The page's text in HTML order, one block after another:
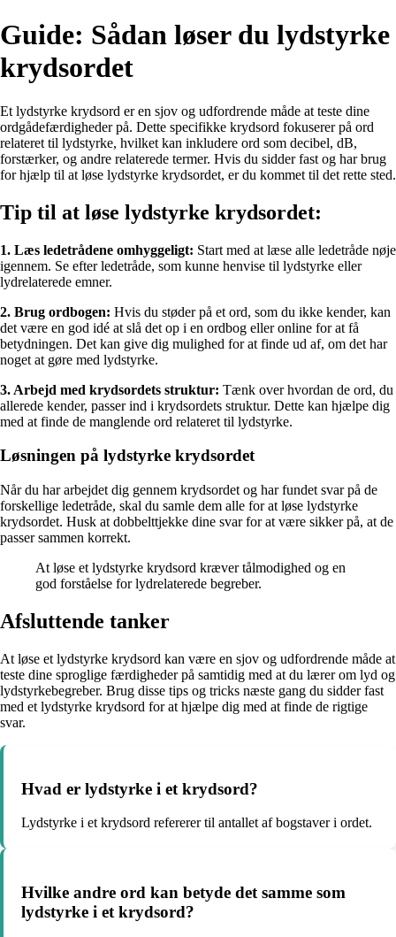
Guide: Sådan løser du lydstyrke
krydsordet
Et lydstyrke krydsord er en sjov og udfordrende måde at teste dine
ordgådefærdigheder på. Dette specifikke krydsord fokuserer på ord
relateret til lydstyrke, hvilket kan inkludere ord som decibel, dB,
forstærker, og andre relaterede termer. Hvis du sidder fast og har brug
for hjælp til at løse lydstyrke krydsordet, er du kommet til det rette sted.
Tip til at løse lydstyrke krydsordet:
1. Læs ledetrådene omhyggeligt: Start med at læse alle ledetråde nøje
igennem. Se efter ledetråde, som kunne henvise til lydstyrke eller
lydrelaterede emner.
2. Brug ordbogen: Hvis du støder på et ord, som du ikke kender, kan
det være en god idé at slå det op i en ordbog eller online for at få
betydningen. Det kan give dig mulighed for at finde ud af, om det har
noget at gøre med lydstyrke.
3. Arbejd med krydsordets struktur: Tænk over hvordan de ord, du
allerede kender, passer ind i krydsordets struktur. Dette kan hjælpe dig
med at finde de manglende ord relateret til lydstyrke.
Løsningen på lydstyrke krydsordet
Når du har arbejdet dig gennem krydsordet og har fundet svar på de
forskellige ledetråde, skal du samle dem alle for at løse lydstyrke
krydsordet. Husk at dobbelttjekke dine svar for at være sikker på, at de
passer sammen korrekt.
At løse et lydstyrke krydsord kræver tålmodighed og en
god forståelse for lydrelaterede begreber.
Afsluttende tanker
At løse et lydstyrke krydsord kan være en sjov og udfordrende måde at
teste dine sproglige færdigheder på samtidig med at du lærer om lyd og
lydstyrkebegreber. Brug disse tips og tricks næste gang du sidder fast
med et lydstyrke krydsord for at hjælpe dig med at finde de rigtige
svar.
Hvad er lydstyrke i et krydsord?
Lydstyrke i et krydsord refererer til antallet af bogstaver i ordet.
Hvilke andre ord kan betyde det samme som
lydstyrke i et krydsord?